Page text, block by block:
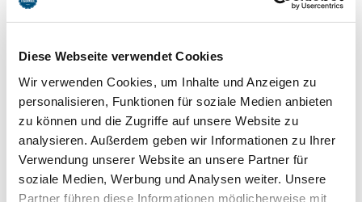
Diese Webseite verwendet Cookies
Wir verwenden Cookies, um Inhalte und Anzeigen zu
personalisieren, Funktionen für soziale Medien anbieten
zu können und die Zugriffe auf unsere Website zu
analysieren. Außerdem geben wir Informationen zu Ihrer
Verwendung unserer Website an unsere Partner für
soziale Medien, Werbung und Analysen weiter. Unsere
Partner führen diese Informationen möglicherweise mit